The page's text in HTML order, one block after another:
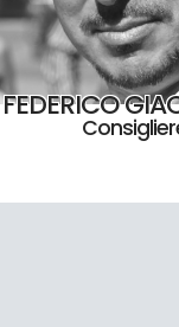
FEDERICO